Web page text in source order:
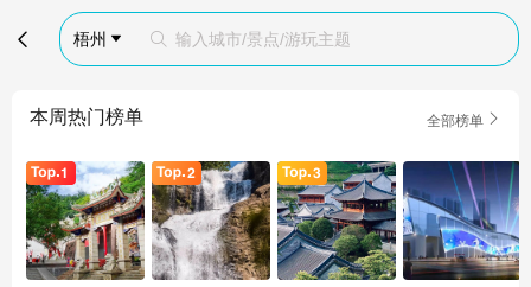
 梧州   输入城市/景点/游玩主题
本周热门榜单 全部榜单 